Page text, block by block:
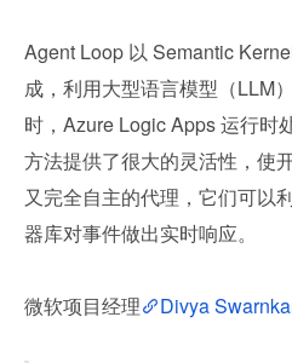
Agent Loop 以 Semantic
成，利用大型语言模型（LLM
时，Azure Logic Apps 运行时
方法提供了很大的灵活性，使
又完全自主的代理，它们可以
器库对事件做出实时响应。
微软项目经理 Divya